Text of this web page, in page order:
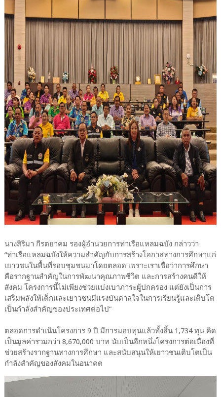
นางสิริมา กีรตยาคม รองผู้อำนวยการท่าเรือแหลมฉบัง กล่าวว่า
“ท่าเรือแหลมฉบังให้ความสำคัญกับการสร้างโอกาสทางการศึกษาแก่
เยาวชนในพื้นที่รอบชุมชนมาโดยตลอด เพราะเราเชื่อว่าการศึกษา
คือรากฐานสำคัญในการพัฒนาคุณภาพชีวิต และการสร้างคนดีให้
สังคม โครงการนี้ไม่เพียงช่วยแบ่งเบาภาระผู้ปกครอง แต่ยังเป็นการ
เสริมพลังให้เด็กและเยาวชนมีแรงบันดาลใจในการเรียนรู้และเติบโต
เป็นกำลังสำคัญของประเทศต่อไป”
ตลอดการดำเนินโครงการ 9 ปี มีการมอบทุนแล้วทั้งสิ้น 1,734 ทุน คิด
เป็นมูลค่ารวมกว่า 8,670,000 บาท นับเป็นอีกหนึ่งโครงการต่อเนื่องที่
ช่วยสร้างรากฐานทางการศึกษา และสนับสนุนให้เยาวชนเติบโตเป็น
กำลังสำคัญของสังคมในอนาคต